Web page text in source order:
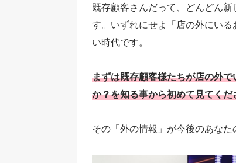
既存顧客さんだって、どんどん
す。いずれにせよ「店の外にい
い時代です。
まずは既存顧客様たちが店の外
か？を知る事から初めて見てくだ
その「外の情報」が今後のあな